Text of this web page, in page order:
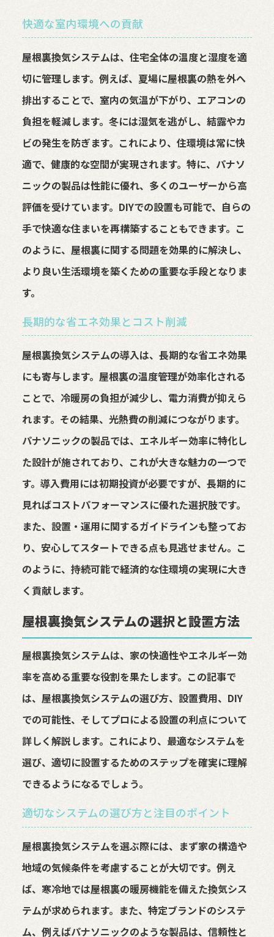
快適な室内環境への貢献
屋根裏換気システムは、住宅全体の温度と湿度を適
切に管理します。例えば、夏場に屋根裏の熱を外へ
排出することで、室内の気温が下がり、エアコンの
負担を軽減します。冬には湿気を逃がし、結露やカ
ビの発生を防ぎます。これにより、住環境は常に快
適で、健康的な空間が実現されます。特に、パナソ
ニックの製品は性能に優れ、多くのユーザーから高
評価を受けています。DIYでの設置も可能で、自らの
手で快適な住まいを再構築することもできます。こ
のように、屋根裏に関する問題を効果的に解決し、
より良い生活環境を築くための重要な手段となりま
す。
長期的な省エネ効果とコスト削減
屋根裏換気システムの導入は、長期的な省エネ効果
にも寄与します。屋根裏の温度管理が効率化される
ことで、冷暖房の負担が減少し、電力消費が抑えら
れます。その結果、光熱費の削減につながります。
パナソニックの製品では、エネルギー効率に特化し
た設計が施されており、これが大きな魅力の一つで
す。導入費用には初期投資が必要ですが、長期的に
見ればコストパフォーマンスに優れた選択肢です。
また、設置・運用に関するガイドラインも整ってお
り、安心してスタートできる点も見逃せません。こ
のように、持続可能で経済的な住環境の実現に大き
く貢献します。
屋根裏換気システムの選択と設置方法
屋根裏換気システムは、家の快適性やエネルギー効
率を高める重要な役割を果たします。この記事で
は、屋根裏換気システムの選び方、設置費用、DIY
での可能性、そしてプロによる設置の利点について
詳しく解説します。これにより、最適なシステムを
選び、適切に設置するためのステップを確実に理解
できるようになるでしょう。
適切なシステムの選び方と注目のポイント
屋根裏換気システムを選ぶ際には、まず家の構造や
地域の気候条件を考慮することが大切です。例え
ば、寒冷地では屋根裏の暖房機能を備えた換気シス
テムが求められます。また、特定ブランドのシステ
ム、例えばパナソニックのような製品は、信頼性と